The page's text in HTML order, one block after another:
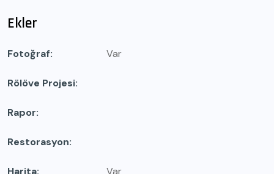
Ekler
Fotoğraf Var
Rölöve Projesi
Rapor
Restorasyon
Harita Var